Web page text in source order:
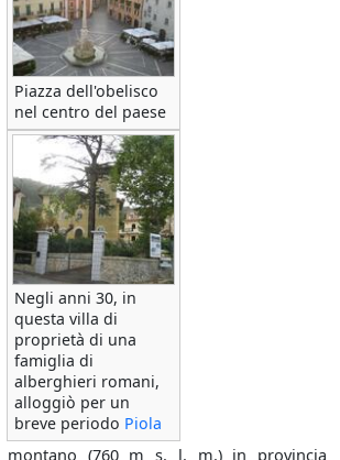
Piazza dell'obelisco
nel centro del paese
Negli anni 30, in
questa villa di
proprietà di una
famiglia di
alberghieri romani,
alloggiò per un
breve periodo Piola
montano (760 m s. l. m.) in provincia